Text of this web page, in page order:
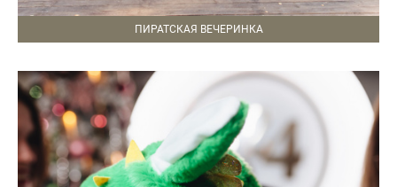
ПИРАТСКАЯ ВЕЧЕРИНКА